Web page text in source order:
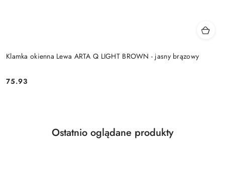
Klamka okienna Lewa ARTA Q LIGHT BROWN - jasny brązowy
Cena:
75.93
Pomiń karuzelę produktów
Produkty
Ostatnio oglądane produkty